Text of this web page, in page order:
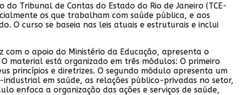
Tribunal de Contas do Estado do Rio de Janeiro (TCE-
os que trabalham com saúde pública, e aos
O curso se baseia nas leis atuais e estruturais e inclui
o apoio do Ministério da Educação, apresenta o
material está organizado em três módulos: O primeiro
princípios e diretrizes. O segundo módulo apresenta um
em saúde, as relações público-privadas no setor,
enfoca a organização das ações e serviços de saúde,